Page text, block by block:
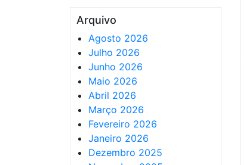
Arquivo
Agosto 2026
Julho 2026
Junho 2026
Maio 2026
Abril 2026
Março 2026
Fevereiro 2026
Janeiro 2026
Dezembro 2025